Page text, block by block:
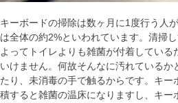
キーボードの掃除は数ヶ月に1度行う人
は全体の約2%といわれています。清掃
よってトイレよりも雑菌が付着してい
いけません。何故そんなに汚れているか
たり、未消毒の手で触るからです。キ
積すると雑菌の温床になりますし、キー